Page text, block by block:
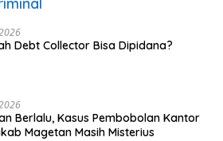
Debt Collector Bisa Dipidana?
Berlalu, Kasus Pembobolan Kantor
Magetan Masih Misterius